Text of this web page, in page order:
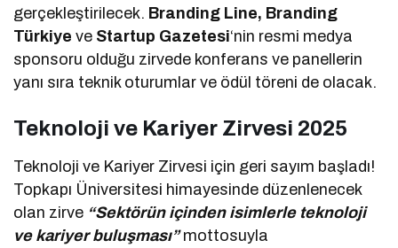
gerçekleştirilecek. Branding Line, Branding
Türkiye ve Startup Gazetesi‘nin resmi medya
sponsoru olduğu zirvede konferans ve panellerin
yanı sıra teknik oturumlar ve ödül töreni de olacak.
Teknoloji ve Kariyer Zirvesi 2025
Teknoloji ve Kariyer Zirvesi için geri sayım başladı!
Topkapı Üniversitesi himayesinde düzenlenecek
olan zirve “Sektörün içinden isimlerle teknoloji
ve kariyer buluşması”mottosuyla